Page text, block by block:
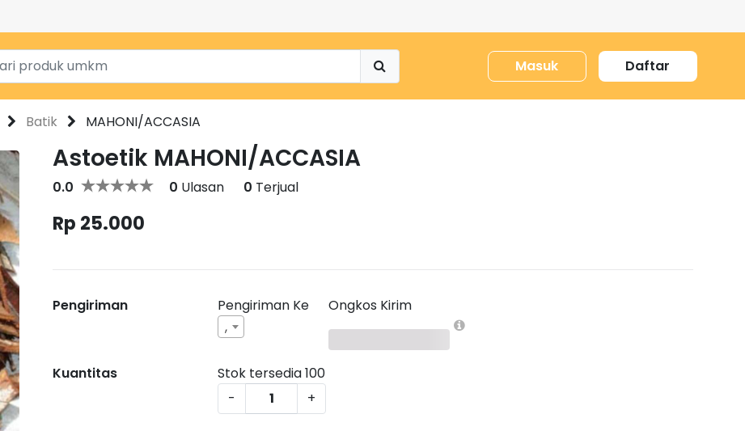
Masuk Daftar
Batik MAHONI/ACCASIA
Astoetik MAHONI/ACCASIA
0.0 0 Ulasan 0 Terjual
Rp 25.000
Pengiriman
Pengiriman Ke
,
Ongkos Kirim
Kuantitas Stok tersedia100
-
+